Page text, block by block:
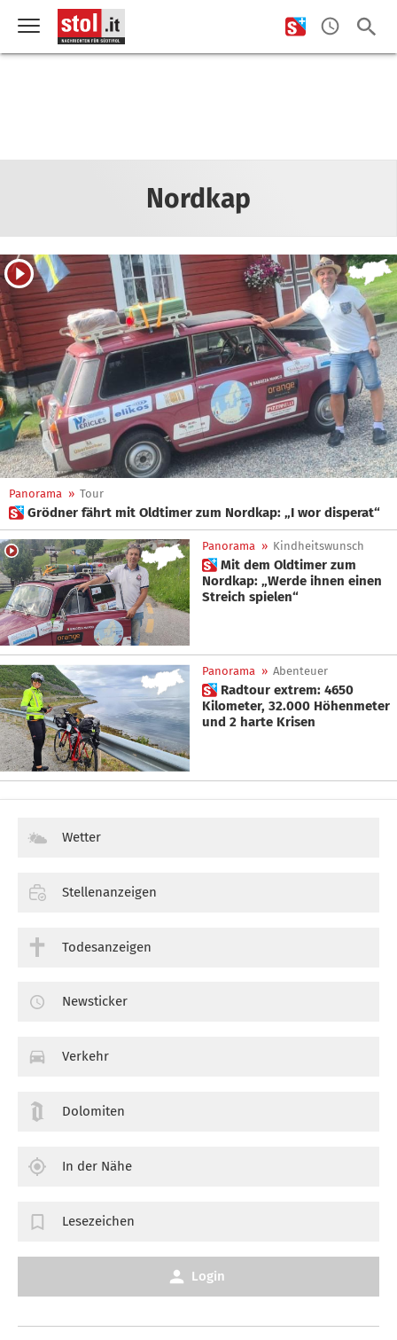
Nordkap
Panorama » Tour
 Grödner fährt mit Oldtimer zum Nordkap: „I wor disperat“
Panorama » Kindheitswunsch
 Mit dem Oldtimer zum
Nordkap: „Werde ihnen einen
Streich spielen“
Panorama » Abenteuer
 Radtour extrem: 4650
Kilometer, 32.000 Höhenmeter
und 2 harte Krisen
Wetter
Stellenanzeigen
Todesanzeigen
Newsticker
Verkehr
Dolomiten
In der Nähe
Lesezeichen
Login